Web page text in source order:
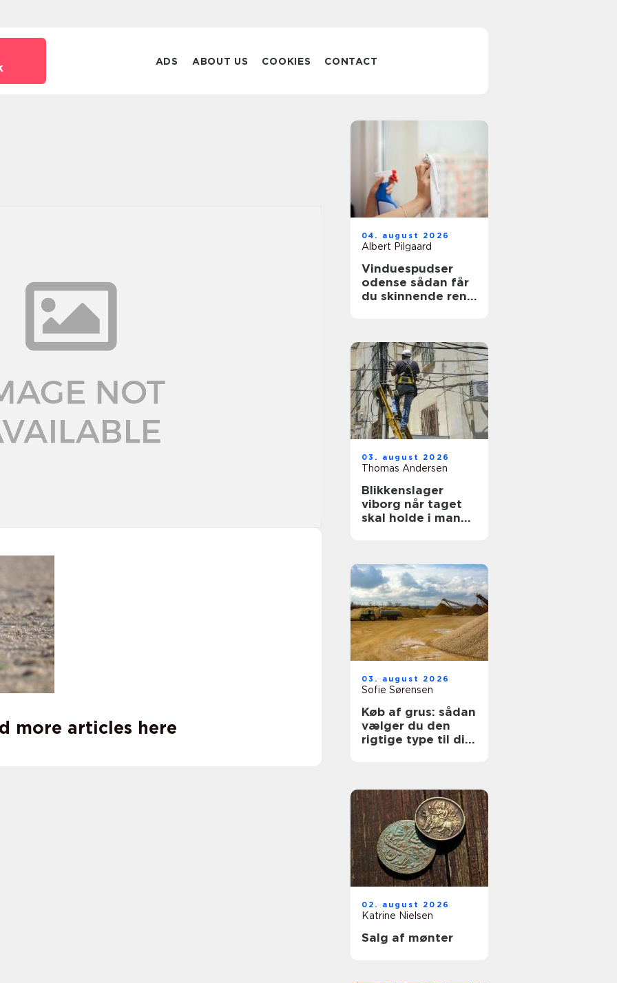
ADS ABOUT US COOKIES CONTACT
more articles here
04. august 2026
Albert Pilgaard
Vinduespudser
odense sådan får
du skinnende rene
03. august 2026
Thomas Andersen
Blikkenslager
viborg når taget
skal holde i mange
03. august 2026
Sofie Sørensen
Køb af grus: sådan
vælger du den
rigtige type til dit
02. august 2026
Katrine Nielsen
Salg af mønter